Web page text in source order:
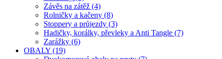
Závěs na zátěž (4)
Rolničky a kačeny (8)
Stoppery a průjezdy (3)
Hadičky, korálky, převleky a Anti Tangle (7)
Zarážky (6)
OBALY (19)